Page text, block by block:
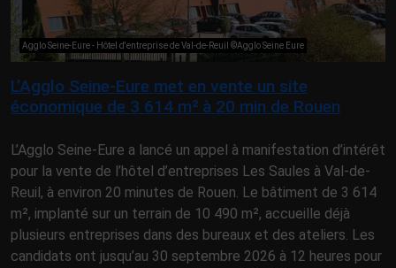
Agglo Seine-Eure - Hôtel d'entreprise de Val-de-Reuil ©Agglo Seine Eure
L’Agglo Seine-Eure met en vente un site
économique de 3 614 m² à 20 min de Rouen
L’Agglo Seine-Eure a lancé un appel à manifestation d’intérêt
pour la vente de l’hôtel d’entreprises Les Saules à Val-de-
Reuil, à environ 20 minutes de Rouen. Le bâtiment de 3 614
m², implanté sur un terrain de 10 490 m², accueille déjà
plusieurs entreprises dans des bureaux et des ateliers. Les
candidats ont jusqu’au 30 septembre 2026 à 12 heures pour